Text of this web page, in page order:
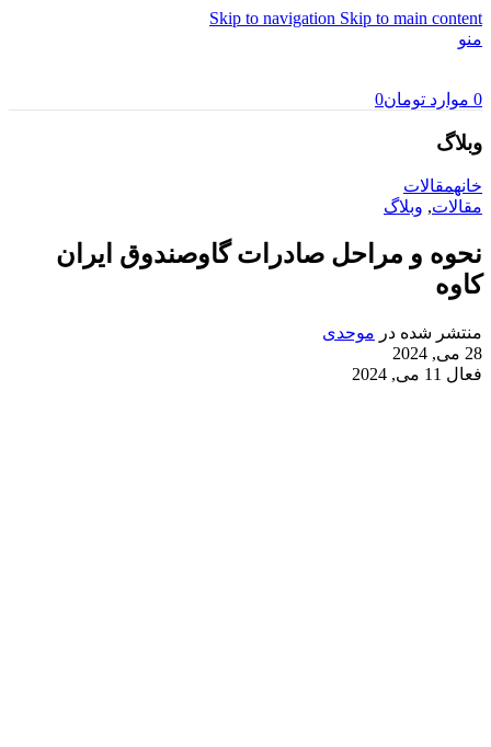
Skip to navigation Skip to main content
منو
0 موارد تومان0
وبلاگ
خانهمقالات
مقالات, وبلاگ
نحوه و مراحل صادرات گاوصندوق ایران
کاوه
منتشر شده در موحدی
28 می, 2024
فعال 11 می, 2024